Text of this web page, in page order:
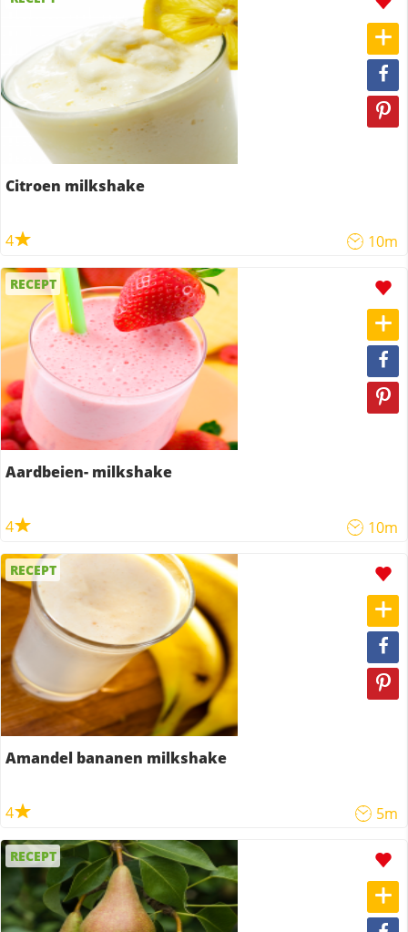
Citroen milkshake
4 10m
RECEPT
Aardbeien- milkshake
4 10m
RECEPT
Amandel bananen milkshake
4 5m
RECEPT